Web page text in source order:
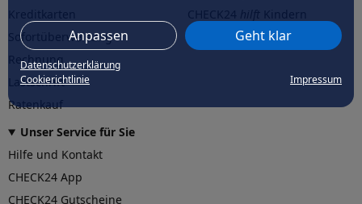
Anpassen Geht klar
Datenschutzerklärung
Cookierichtlinie
Impressum
Sofortüberweisung
Rechnung
Lastschrift
Ratenkauf
CHECK24hilftder Natur
Unser Service für Sie
Hilfe und Kontakt
CHECK24 App
CHECK24 Gutscheine